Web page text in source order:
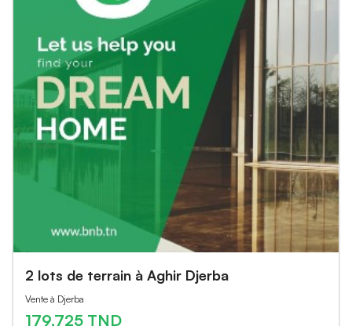
2 lots de terrain à Aghir Djerba
Vente à Djerba
179,725 TND